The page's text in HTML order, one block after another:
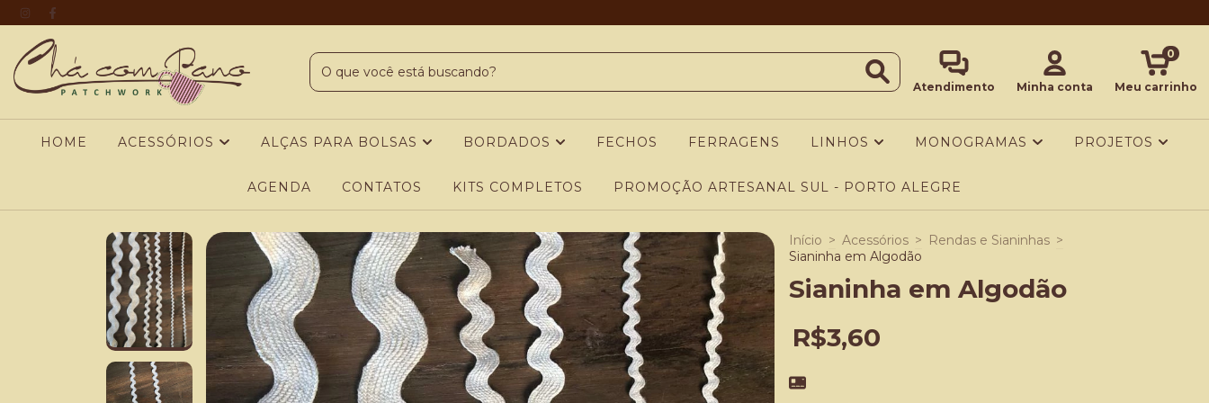
Atendimento Minha conta Meu carrinho
0
HOME ACESSÓRIOS ALÇAS PARA BOLSAS BORDADOS FECHOS FERRAGENS LINHOS MONOGRAMAS PROJETOS
AGENDA CONTATOS KITS COMPLETOS PROMOÇÃO ARTESANAL SUL - PORTO ALEGRE
Início > Acessórios > Rendas e Sianinhas >
Sianinha em Algodão
Sianinha em Algodão
R$3,60